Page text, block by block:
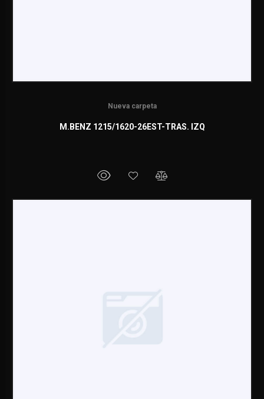
Nueva carpeta
M.BENZ 1215/1620-26EST-TRAS. IZQ